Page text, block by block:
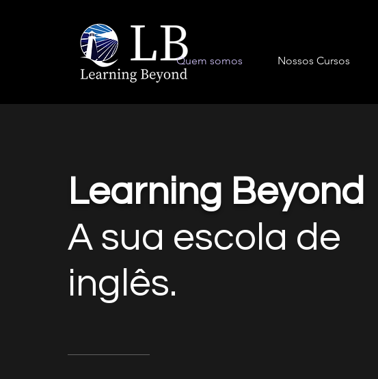
Quem somos Nossos Cursos
Learning Beyond
A sua escola de
inglês.